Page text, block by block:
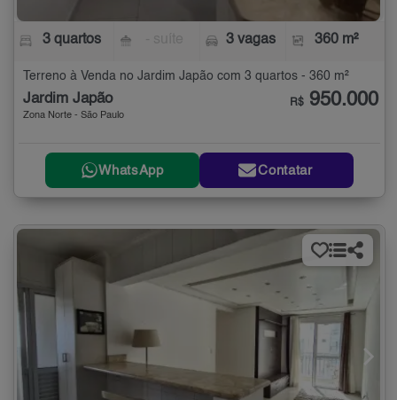
3 quartos 3 vagas 360 m²
Terreno à Venda no Jardim Japão com 3 quartos - 360 m²
Jardim Japão
Zona Norte - São Paulo
R$ 950.000
WhatsApp Contatar